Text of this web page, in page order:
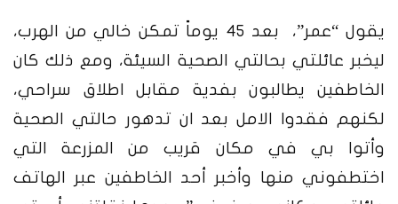
يقول “عمر”، بعد 45 يوماً تمكن خالي من الهرب،
ليخبر عائلتي بحالتي الصحية السيئة، ومع ذلك كان
الخاطفين يطالبون بفدية مقابل اطلاق سراحي،
لكنهم فقدوا الامل بعد ان تدهور حالتي الصحية
وأتوا بي في مكان قريب من المزرعة التي
اختطفوني منها وأخبر أحد الخاطفين عبر الهاتف